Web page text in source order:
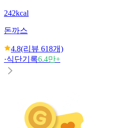
242kcal
돈까스
4.8(리뷰 618개)
·식단기록6.4만+